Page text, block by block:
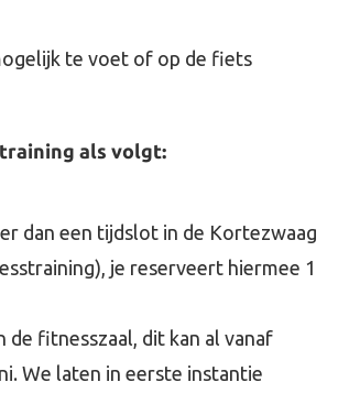
te voet of op de fiets
als volgt:
dan een tijdslot in de Kortezwaag
je reserveert hiermee 1
de fitnesszaal, dit kan al vanaf
We laten in eerste instantie